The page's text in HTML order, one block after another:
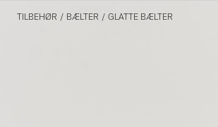
TILBEHØR / BÆLTER / GLATTE BÆLTER